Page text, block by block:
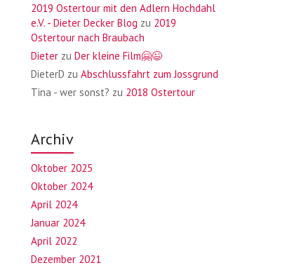
2019 Ostertour mit den Adlern Hochdahl
e.V. - Dieter Decker Blog zu 2019
Ostertour nach Braubach
Dieter zuDer kleine Film🤗😉
DieterD zuAbschlussfahrt zum Jossgrund
Tina - wer sonst? zu 2018 Ostertour
Archiv
Oktober 2025
Oktober 2024
April 2024
Januar 2024
April 2022
Dezember 2021